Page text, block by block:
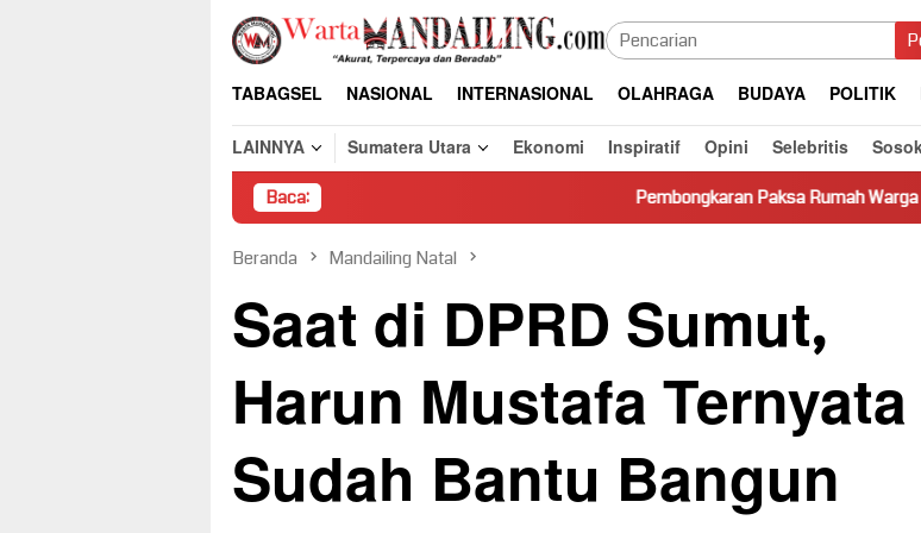
Loncat
konten
TABAGSEL NASIONAL INTERNASIONAL OLAHRAGA BUDAYA POLITIK
LAINNYA
Sumatera Utara Ekonomi Inspiratif Opini Selebritis
Baca: Pembongkaran Paksa Rumah Warga di Pasaman Tanpa
Beranda Mandailing Natal
Saat di DPRD Sumut,
Harun Mustafa Ternyata
Sudah Bantu Bangun